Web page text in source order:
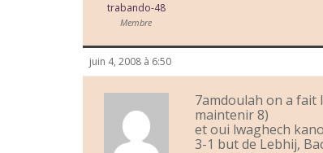
trabando-48
Membre
juin 4, 2008 à 6:50
7amdoulah on a fait
maintenir 8)
et oui lwaghech
3-1 but de Lebhij,